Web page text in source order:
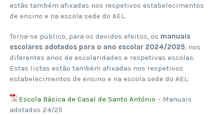
estão também afixadas nos respetivos estabelecimentos
de ensino e na escola sede do AEL.
Torna-se público, para os devidos efeitos, os manuais
escolares adotados para o ano escolar 2024/2025, nos
diferentes anos de escolaridades e respetivas escolas.
Estas listas estão também afixadas nos respetivos
estabelecimentos de ensino e na escola sede do AEL:
Escola Básica de Casal de Santo António – Manuais
adotados 24/25